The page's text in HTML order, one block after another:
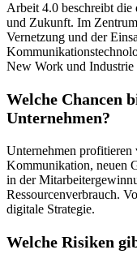
Arbeit 4.0 beschreibt
und Zukunft. Im
Vernetzung und der
New Work und Industrie
Welche Chancen
Unternehmen?
Unternehmen
Kommunikation, neuen
in der
Ressourcenverbrauch.
digitale Strategie.
Welche Risiken